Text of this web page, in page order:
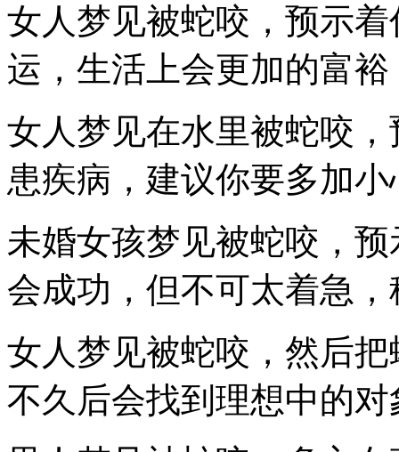
女人梦见被蛇咬，预示
运，生活上会更加的富
女人梦见在水里被蛇咬
患疾病，建议你要多加小
未婚女孩梦见被蛇咬，
会成功，但不可太着急
女人梦见被蛇咬，然后
不久后会找到理想中的